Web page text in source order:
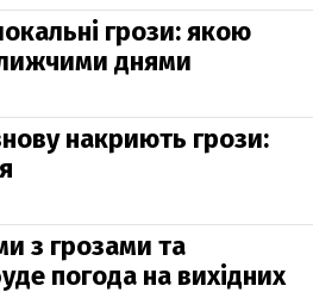
грози: якою
днями
накриють грози:
з грозами та
погода на вихідних